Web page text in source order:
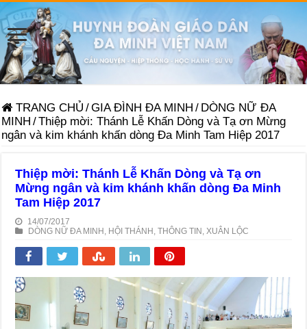
TRANG CHỦ /GIA ĐÌNH ĐA MINH / DÒNG NỮ ĐA
MINH /Thiệp mời: Thánh Lễ Khấn Dòng và Tạ ơn Mừng
ngân và kim khánh khấn dòng Đa Minh Tam Hiệp 2017
Thiệp mời: Thánh Lễ Khấn Dòng và Tạ ơn
Mừng ngân và kim khánh khấn dòng Đa Minh
Tam Hiệp 2017
14/07/2017
DÒNG NỮ ĐA MINH HỘI THÁNH ,THÔNG TIN XUÂN LỘC